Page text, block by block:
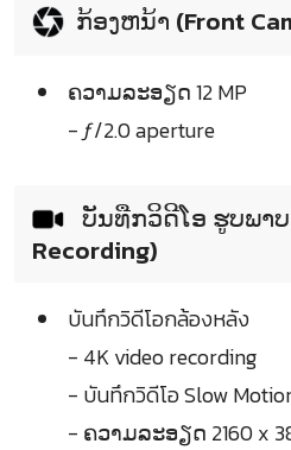
ກ້ອງຫນ້າ (Front
ຄວາມລະອຽດ 12 MP
- ƒ/2.0 aperture
ບັນທືກວິດີໂອ ຮູບພາ
Recording)
บันทึกวิดีโอกล้องหลัง
- 4K video recording
- บันทึกวิดีโอ Slow
- ຄວາມລະອຽດ 2160 x